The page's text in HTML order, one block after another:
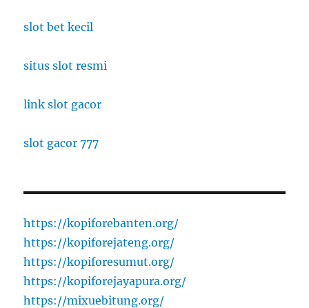
slot bet kecil
situs slot resmi
link slot gacor
slot gacor 777
https://kopiforebanten.org/
https://kopiforejateng.org/
https://kopiforesumut.org/
https://kopiforejayapura.org/
https://mixuebitung.org/